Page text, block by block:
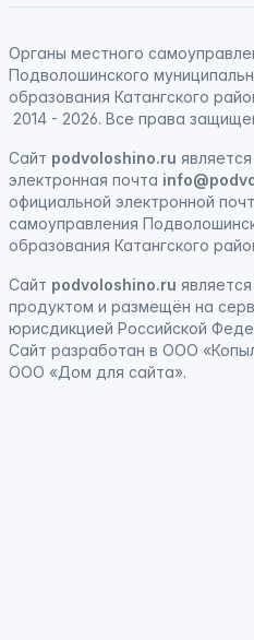
Органы местного
Подволошинского
образования Катангского
2014 - 2026. Все права
Сайт podvoloshino.ru
электронная почта
официальной электронной
самоуправления
образования Катангского
Сайт podvoloshino.ru является
продуктом и размещён на
юрисдикцией Российской
Сайт разработан в ООО
ООО «Дом для сайта».